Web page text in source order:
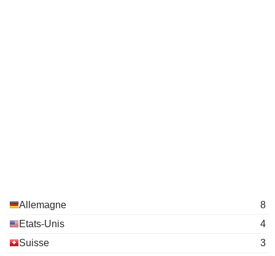
Allemagne
8
Etats-Unis
4
Suisse
3